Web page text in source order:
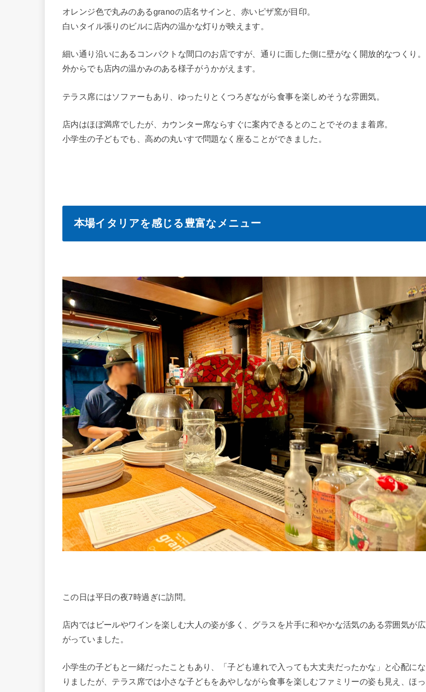
オレンジ色で丸みのあるgranoの店名サインと、赤いピザ窯が目印。
白いタイル張りのビルに店内の温かな灯りが映えます。
細い通り沿いにあるコンパクトな間口のお店ですが、通りに面した側に壁がなく開放的なつくり。
外からでも店内の温かみのある様子がうかがえます。
テラス席にはソファーもあり、ゆったりとくつろぎながら食事を楽しめそうな雰囲気。
店内はほぼ満席でしたが、カウンター席ならすぐに案内できるとのことでそのまま着席。
小学生の子どもでも、高めの丸いすで問題なく座ることができました。
本場イタリアを感じる豊富なメニュー
この日は平日の夜7時過ぎに訪問。
店内ではビールやワインを楽しむ大人の姿が多く、グラスを片手に和やかな活気のある雰囲気が広
がっていました。
小学生の子どもと一緒だったこともあり、「子ども連れで入っても大丈夫だったかな」と心配にな
りましたが、テラス席では小さな子どもをあやしながら食事を楽しむファミリーの姿も見え、ほっ